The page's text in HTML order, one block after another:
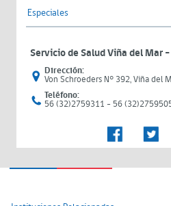
Especiales
Servicio de Salud Viña del Mar
Dirección:
Von Schroeders N° 392, Viña del
Teléfono:
56 (32)2759311 - 56